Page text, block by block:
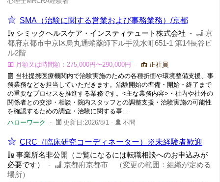
SMA（治験に関する営業および事務業務）/京都
シミックヘルスケア・インスティテュート株式会社 -
京
都府京都市中京区烏丸通蛸薬師下ル手洗水町651-1 第14長谷ビ
ル2階
月額又は時間額：275,000円〜290,000円 -
正社員
当社提携医療機関内で治験実施のための各種折衝や環境整備支援、事
務業務などを担当していただきます。治験開始の準備・開始・終了まで
の重要なプロセスを推進する業務です。<主な業務内容>・社内や社外の
関係者との交渉・相談・院内スタッフとの調整支援・治験実施の可能性
を確認するための調査・治験に関する事...
ハローワーク
- 更新日:2026/8/1 - 不問
CRC（臨床研究コーディネーター）※未経験者歓迎
事業所名非公開（ご覧になるには転職相談へのお申込みが
必要です）
-
京都府京都市 （変更の範囲：組織が定める
場所）